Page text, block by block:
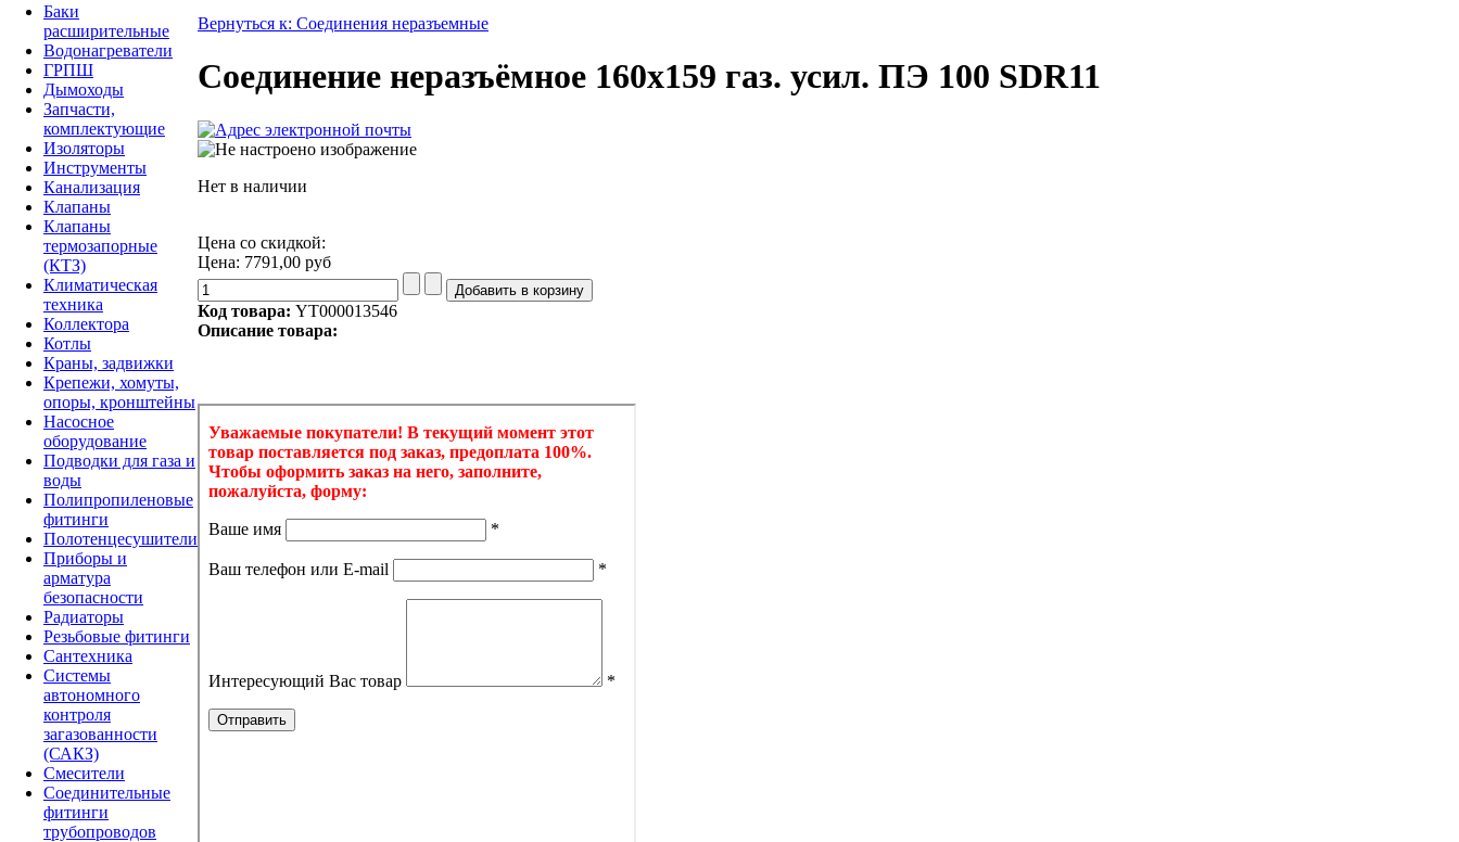
Баки
расширительные
Водонагреватели
ГРПШ
Дымоходы
Запчасти,
комплектующие
Изоляторы
Инструменты
Канализация
Клапаны
Клапаны
термозапорные
(КТЗ)
Климатическая
техника
Коллектора
Котлы
Краны, задвижки
Крепежи, хомуты,
опоры, кронштейны
Насосное
оборудование
Подводки для газа и
воды
Полипропиленовые
фитинги
Полотенцесушители
Приборы и
арматура
безопасности
Радиаторы
Резьбовые фитинги
Сантехника
Системы
автономного
контроля
загазованности
(САКЗ)
Смесители
Соединительные
фитинги
трубопроводов
Вернуться к: Соединения неразъемные
Соединение неразъёмное 160х159 газ. усил. ПЭ 100 SDR11
Нет в наличии
Цена со скидкой:
Цена: 7791,00 руб
Код товара: YT000013546
Описание товара: